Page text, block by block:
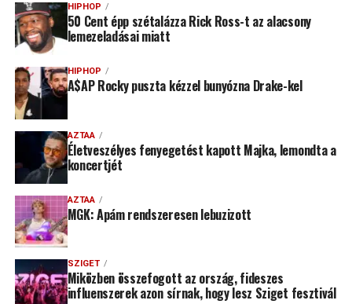
HIPHOP
50 Cent épp szétalázza Rick Ross-t az alacsony
lemezeladásai miatt
HIPHOP
A$AP Rocky puszta kézzel bunyózna Drake-kel
AZTAA
Életveszélyes fenyegetést kapott Majka, lemondta a
koncertjét
AZTAA
MGK: Apám rendszeresen lebuzizott
SZIGET
Miközben összefogott az ország, fideszes
influenszerek azon sírnak, hogy lesz Sziget fesztivál